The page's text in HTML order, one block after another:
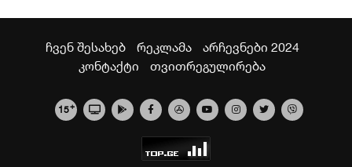
ჩვენ შესახებ რეკლამა
არჩევნები 2024
კონტაქტი
თვითრეგულირება
15+